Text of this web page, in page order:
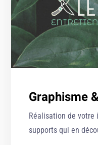
Graphisme
Réalisation de
supports qui en